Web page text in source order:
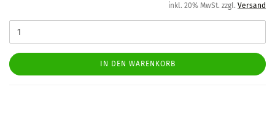
inkl. 20% MwSt. zzgl. Versand
IN DEN WARENKORB